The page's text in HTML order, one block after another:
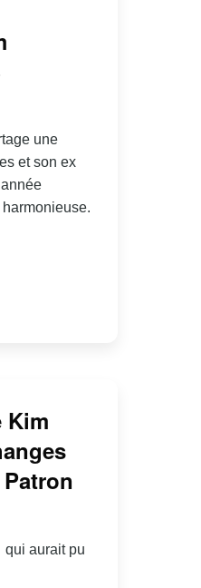
une
et son ex
Kim
aurait pu